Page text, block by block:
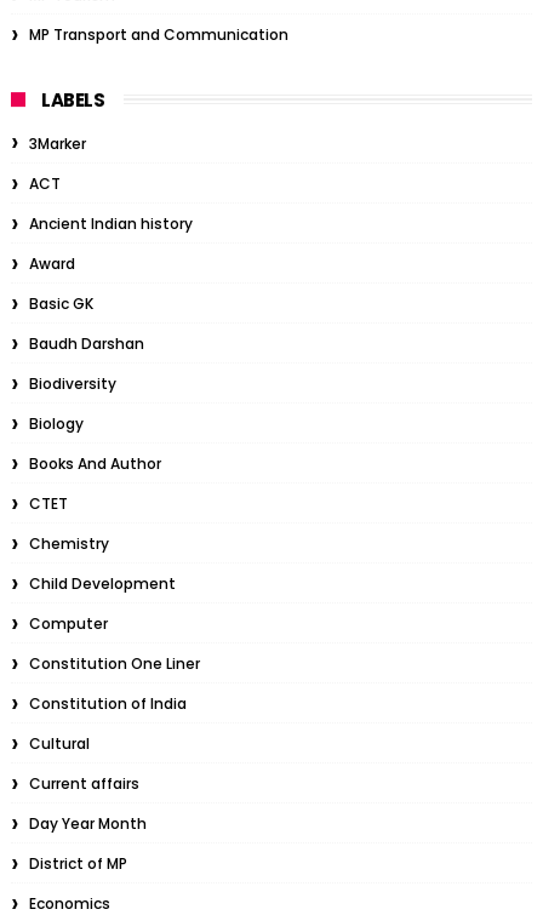
MP Transport and Communication
LABELS
3Marker
ACT
Ancient Indian history
Award
Basic GK
Baudh Darshan
Biodiversity
Biology
Books And Author
CTET
Chemistry
Child Development
Computer
Constitution One Liner
Constitution of India
Cultural
Current affairs
Day Year Month
District of MP
Economics